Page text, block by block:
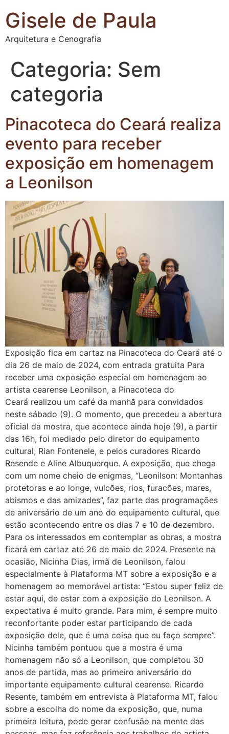
Gisele de Paula
Arquitetura e Cenografia
Categoria: Sem
categoria
Pinacoteca do Ceará realiza
evento para receber
exposição em homenagem
a Leonilson
Exposição fica em cartaz na Pinacoteca do Ceará até o
dia 26 de maio de 2024, com entrada gratuita Para
receber uma exposição especial em homenagem ao
artista cearense Leonilson, a Pinacoteca do
Ceará realizou um café da manhã para convidados
neste sábado (9). O momento, que precedeu a abertura
oficial da mostra, que acontece ainda hoje (9), a partir
das 16h, foi mediado pelo diretor do equipamento
cultural, Rian Fontenele, e pelos curadores Ricardo
Resende e Aline Albuquerque. A exposição, que chega
com um nome cheio de enigmas, “Leonilson: Montanhas
protetoras e ao longe, vulcões, rios, furacões, mares,
abismos e das amizades”, faz parte das programações
de aniversário de um ano do equipamento cultural, que
estão acontecendo entre os dias 7 e 10 de dezembro.
Para os interessados em contemplar as obras, a mostra
ficará em cartaz até 26 de maio de 2024. Presente na
ocasião, Nicinha Dias, irmã de Leonilson, falou
especialmente à Plataforma MT sobre a exposição e a
homenagem ao memorável artista: “Estou super feliz de
estar aqui, de estar com a exposição do Leonilson. A
expectativa é muito grande. Para mim, é sempre muito
reconfortante poder estar participando de cada
exposição dele, que é uma coisa que eu faço sempre”.
Nicinha também pontuou que a mostra é uma
homenagem não só a Leonilson, que completou 30
anos de partida, mas ao primeiro aniversário do
importante equipamento cultural cearense. Ricardo
Resente, também em entrevista à Plataforma MT, falou
sobre a escolha do nome da exposição, que, numa
primeira leitura, pode gerar confusão na mente das